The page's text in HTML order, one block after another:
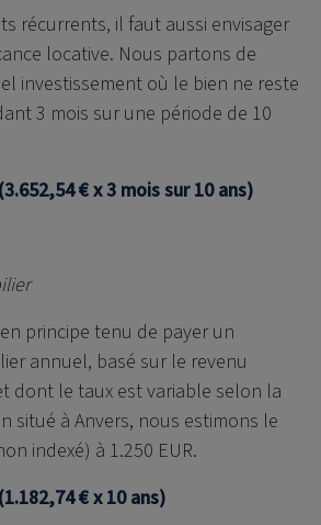
récurrents, il faut aussi envisager
locative. Nous partons de
investissement où le bien ne reste
3 mois sur une période de 10
€ x 3 mois sur 10 ans)
principe tenu de payer un
annuel, basé sur le revenu
dont le taux est variable selon la
situé à Anvers, nous estimons le
indexé) à 1.250 EUR.
€ x 10 ans)